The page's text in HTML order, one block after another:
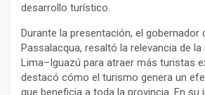
desarrollo turístico.
Durante la presentación, el gobernador
Passalacqua, resaltó la relevancia de
Lima–Iguazú para atraer más turistas
destacó cómo el turismo genera un
que beneficia a toda la provincia. En su